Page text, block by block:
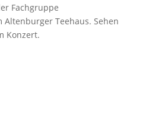
Fachgruppe
Teehaus. Sehen
Konzert.